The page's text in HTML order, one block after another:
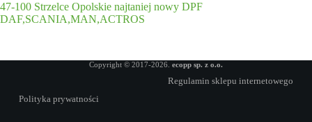
47-100 Strzelce Opolskie najtaniej nowy DPF
DAF,SCANIA,MAN,ACTROS
Copyright © 2017-2026. ecopp sp. z o.o.
Regulamin sklepu internetowego
Polityka prywatności